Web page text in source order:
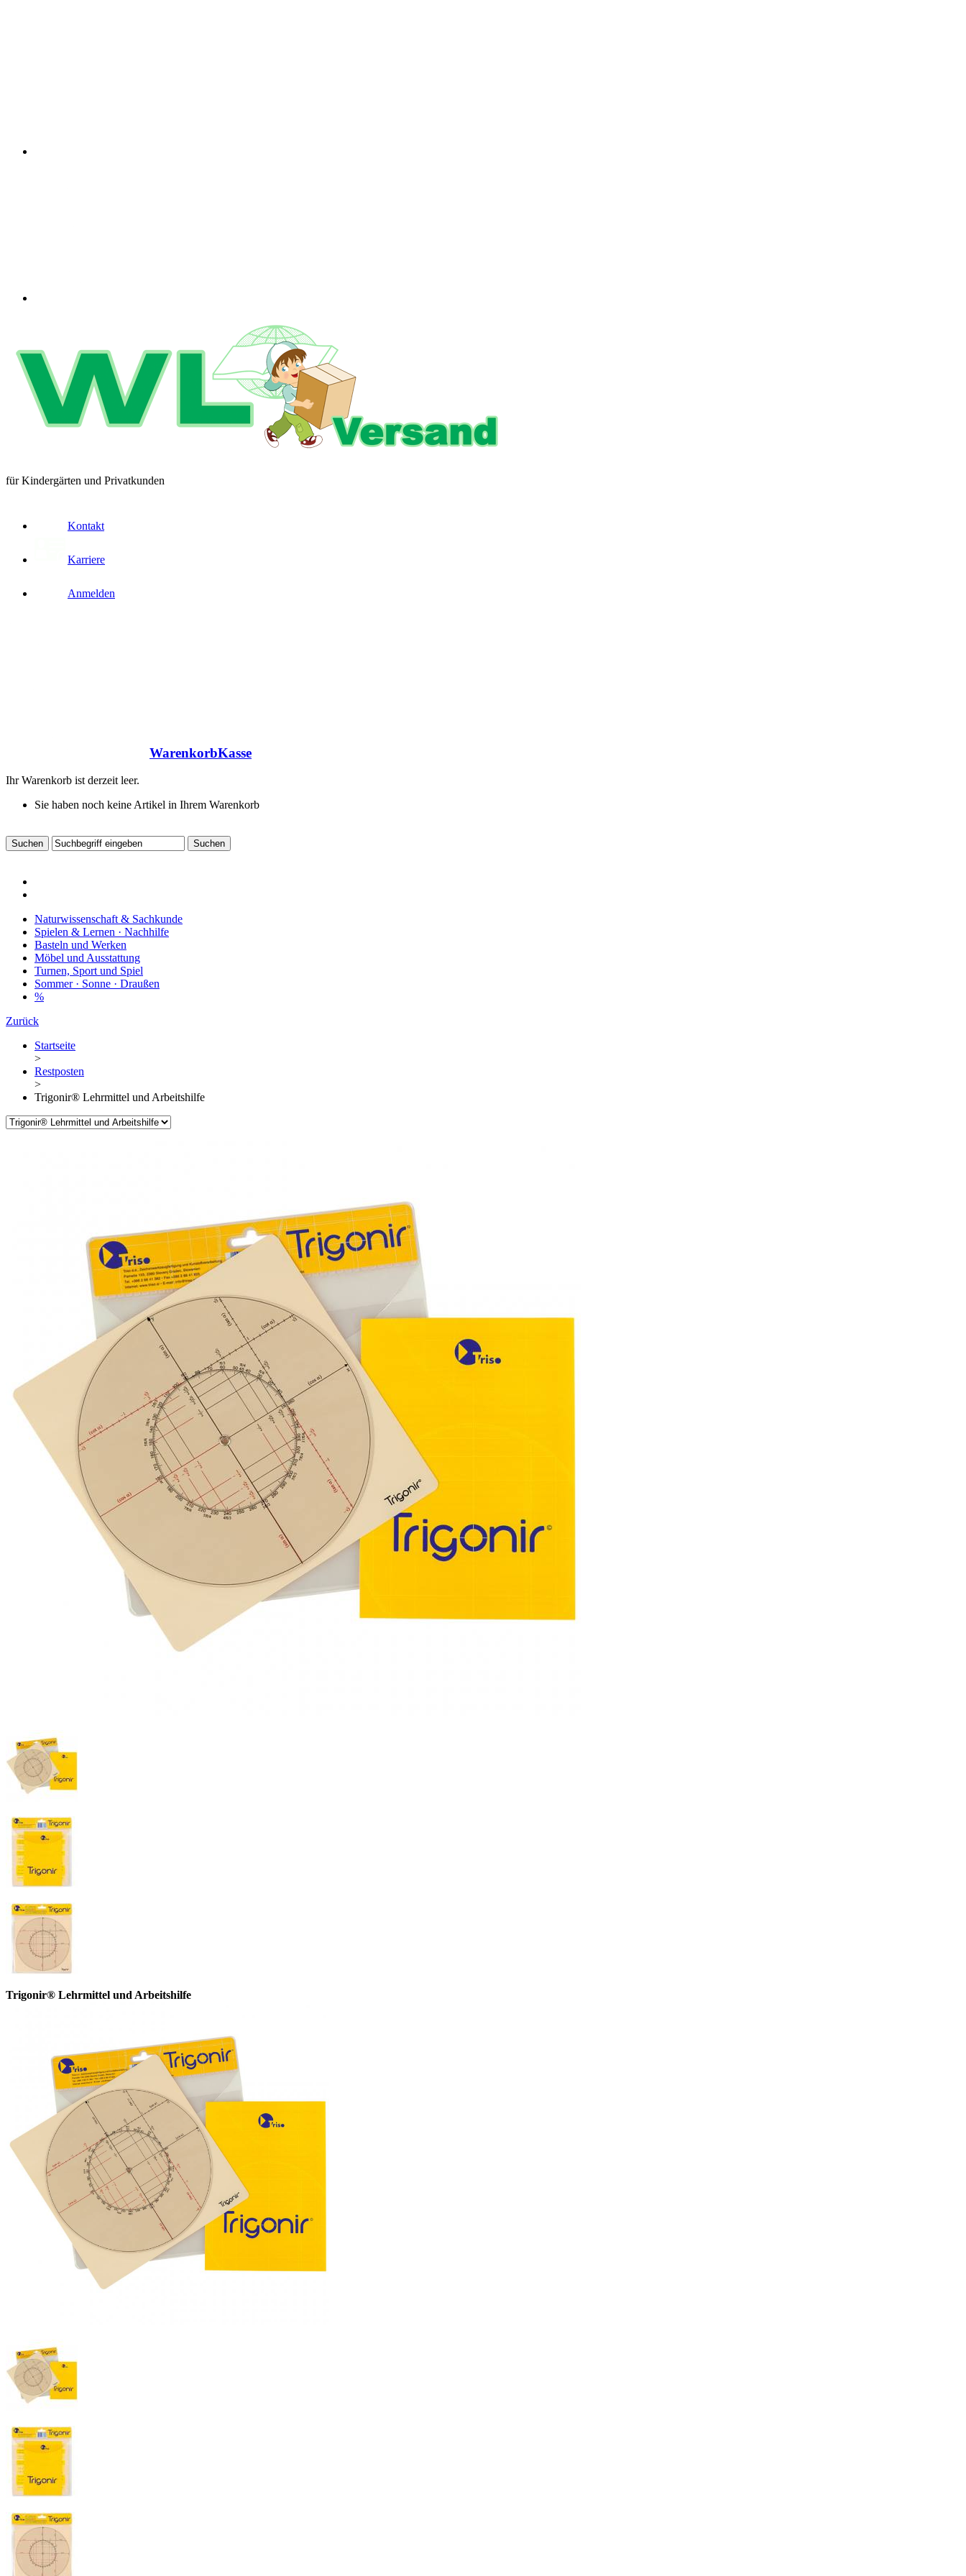
für Kindergärten und Privatkunden
Kontakt
Karriere
Anmelden
WarenkorbKasse
Ihr Warenkorb ist derzeit leer.
Sie haben noch keine Artikel in Ihrem Warenkorb
Naturwissenschaft & Sachkunde
Spielen & Lernen · Nachhilfe
Basteln und Werken
Möbel und Ausstattung
Turnen, Sport und Spiel
Sommer · Sonne · Draußen
%
Zurück
Startseite
>
Restposten
>
Trigonir® Lehrmittel und Arbeitshilfe
Trigonir® Lehrmittel und Arbeitshilfe